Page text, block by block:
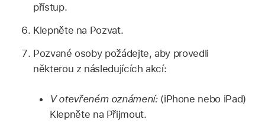
přístup.
Klepněte na Pozvat.
Pozvané osoby požádejte, aby provedli
některou z následujících akcí:
V otevřeném oznámení: (iPhone nebo iPad)
Klepněte na Přijmout.